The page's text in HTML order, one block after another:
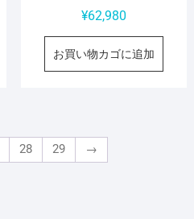
¥62,980
お買い物カゴに追加
28 29 →